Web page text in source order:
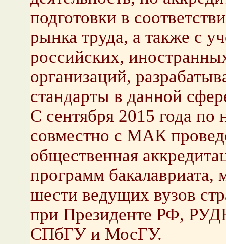
подготовки в
рынка труда, а также с
российских,
организаций,
стандарты в данной
С сентября 2015 года
совместно с МАК
общественная
программ бакалавриата,
шести ведущих вузов
при Президенте РФ,
СПбГУ и МосГУ.